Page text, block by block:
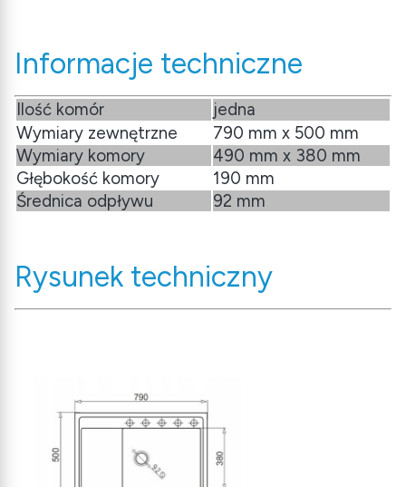
Informacje techniczne
Ilość komór
jedna
Wymiary zewnętrzne
790 mm x 500 mm
Wymiary komory
490 mm x 380 mm
Głębokość komory
190 mm
Średnica odpływu
92 mm
Rysunek techniczny